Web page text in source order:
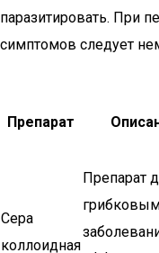
паразитировать. При
симптомов следует
Препарат
Сера
коллоидная
Препарат